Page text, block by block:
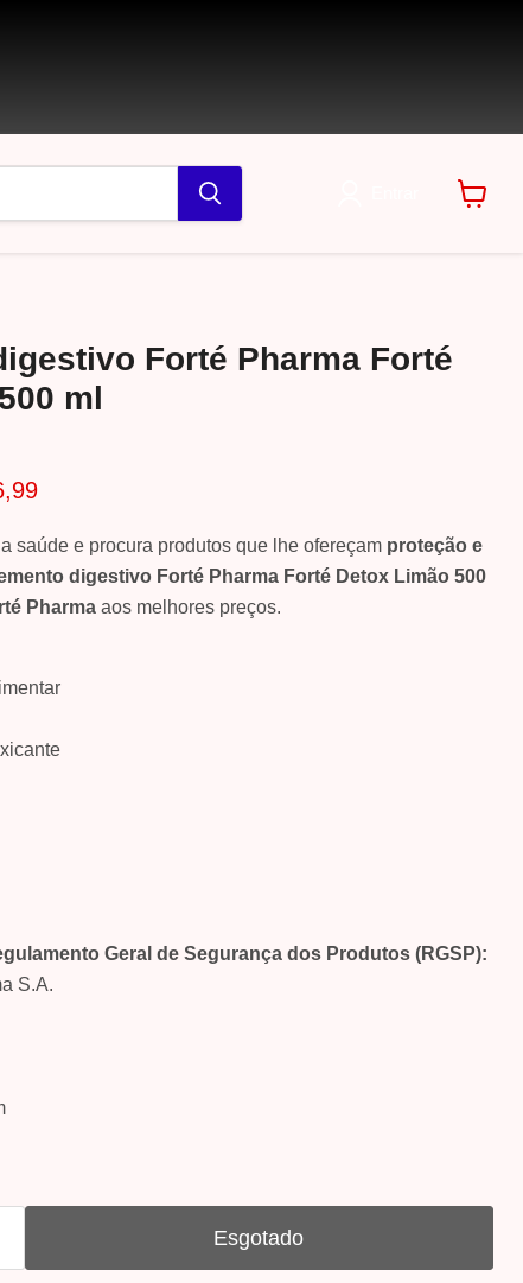
Forté Pharma Forté
ml
Atual
saúde e procura produtos que lhe ofereçam proteção e
digestivo Forté Pharma Forté Detox Limão 500
Pharmaaos melhores preços.
Geral de Segurança dos Produtos (RGSP):
S.A.
Esgotado